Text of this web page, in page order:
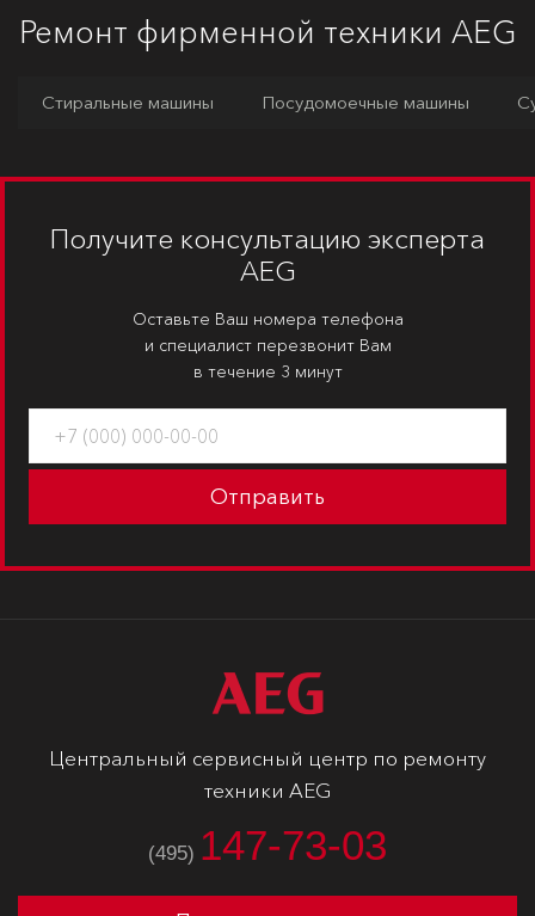
Ремонт фирменной техники AEG
Стиральные машины Посудомоечные машины
Получите консультацию эксперта
AEG
Оставьте Ваш номера телефона
и специалист перезвонит Вам
в течение 3 минут
Отправить
Центральный сервисный центр по ремонту
техники AEG
(495) 147-73-03